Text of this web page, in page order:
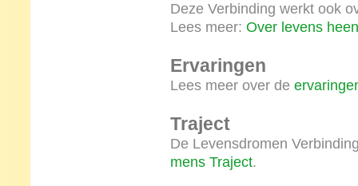
Deze Verbinding werkt ook
Lees meer: Over levens heen
Ervaringen
Lees meer over de
Traject
De Levensdromen
mens Traject.